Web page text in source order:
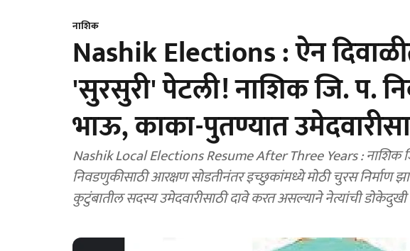
नाशिक
Nashik Elections : ऐन
'सुरसुरी' पेटली! नाशिक जि. प.
भाऊ, काका-पुतण्यात
Nashik Local Elections Resume After Three Years : नाशिक
निवडणुकीसाठी आरक्षण सोडतीनंतर इच्छुकांमध्ये मोठी चुरस
कुटुंबातील सदस्य उमेदवारीसाठी दावे करत असल्याने नेत्यांची